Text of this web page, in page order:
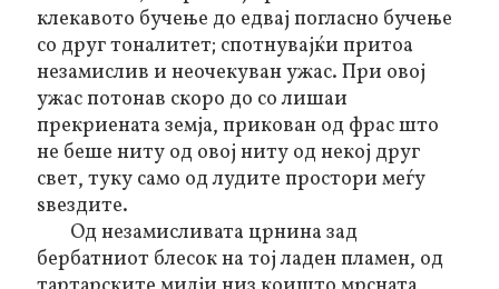
клекавото бучење до едвај погласно бучење
со друг тоналитет; спотнувајќи притоа
незамислив и неочекуван ужас. При овој
ужас потонав скоро до со лишаи
прекриената земја, прикован од фрас што
не беше ниту од овој ниту од некој друг
свет, туку само од лудите простори меѓу
ѕвездите.
Од незамисливата црнина зад
бербатниот блесок на тој ладен пламен, од